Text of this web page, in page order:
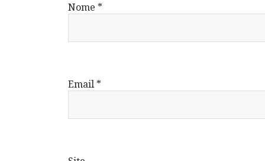
Nome *
Email *